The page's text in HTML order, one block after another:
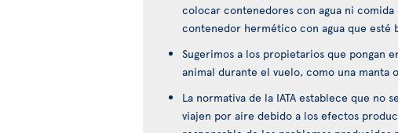
colocar contenedores con agua ni
contenedor hermético con agua que esté
Sugerimos a los propietarios que pongan
animal durante el vuelo, como una manta
La normativa de la IATA establece que no
viajen por aire debido a los efectos